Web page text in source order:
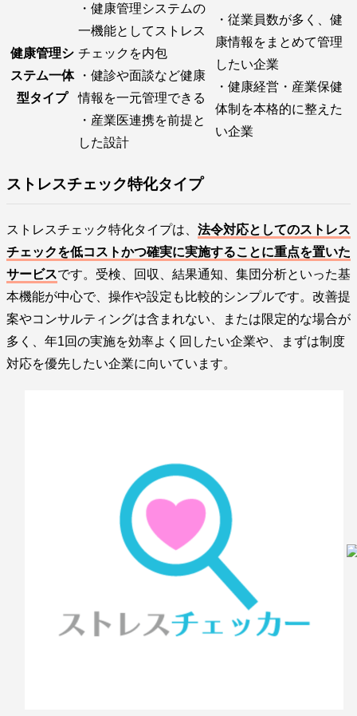
健康管理シ
ステム一体
型タイプ
・健康管理システムの
一機能としてストレス
チェックを内包
・健診や面談など健康
情報を一元管理できる
・産業医連携を前提と
した設計
・従業員数が多く、健
康情報をまとめて管理
したい企業
・健康経営・産業保健
体制を本格的に整えた
い企業
ストレスチェック特化タイプ
ストレスチェック特化タイプは、 法令対応としてのストレス
チェックを低コストかつ確実に実施することに重点を置いた
サービスです。受検、回収、結果通知、集団分析といった基
本機能が中心で、操作や設定も比較的シンプルです。改善提
案やコンサルティングは含まれない、または限定的な場合が
多く、年1回の実施を効率よく回したい企業や、まずは制度
対応を優先したい企業に向いています。